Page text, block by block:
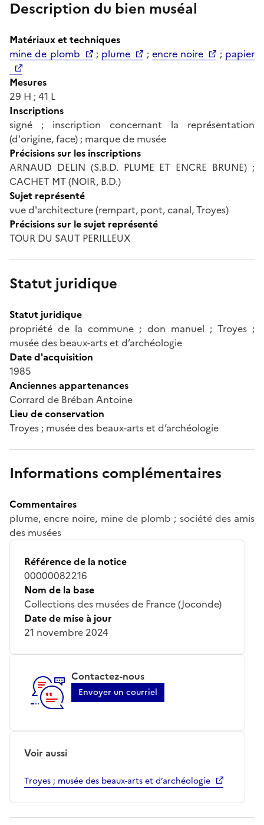
Description du bien muséal
Matériaux et techniques
mine de plomb
; plume ;encre noire ; papier
Mesures
29 H ; 41 L
Inscriptions
signé ; inscription concernant la représentation
(d'origine, face) ; marque de musée
Précisions sur les inscriptions
ARNAUD DELIN (S.B.D. PLUME ET ENCRE BRUNE) ;
CACHET MT (NOIR, B.D.)
Sujet représenté
vue d'architecture (rempart, pont, canal, Troyes)
Précisions sur le sujet représenté
TOUR DU SAUT PERILLEUX
Statut juridique
Statut juridique
propriété de la commune ; don manuel ; Troyes ;
musée des beaux-arts et d’archéologie
Date d'acquisition
1985
Anciennes appartenances
Corrard de Bréban Antoine
Lieu de conservation
Troyes ; musée des beaux-arts et d’archéologie
Informations complémentaires
Commentaires
plume, encre noire, mine de plomb ; société des amis
des musées
Référence de la notice
00000082216
Nom de la base
Collections des musées de France (Joconde)
Date de mise à jour
21 novembre 2024
Contactez-nous
Envoyer un courriel
Voir aussi
Troyes ; musée des beaux-arts et d’archéologie